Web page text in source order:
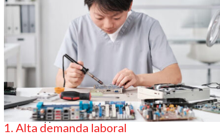
Soy estudiante
Soy docente
Reglamento estudiantil
Galería de fotos y videos
Estudiantes
Reglamento estudiantil
Galería de videos
Carrito
No hay productos en el carrito.
1. Alta demanda laboral